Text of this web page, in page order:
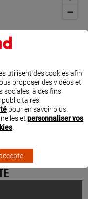
VOS TRAVAUX
utilisent des cookies afin
proposer des vidéos et
sociales, à des fins
pour en savoir plus.
et personnaliser vos
.